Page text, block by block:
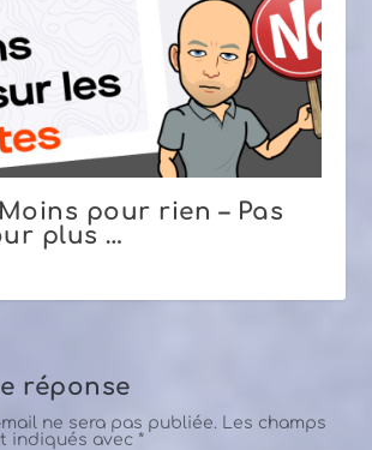
pour rien – Pas
plus …
réponse
ne sera pas publiée.
Les champs
indiqués avec*